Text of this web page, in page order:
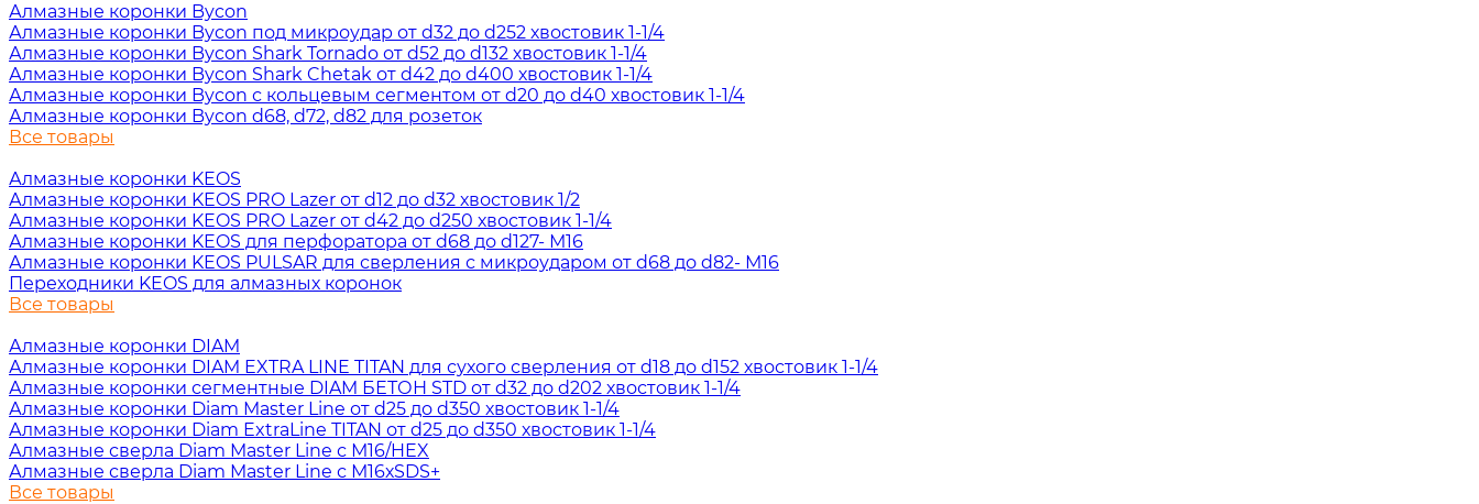
Алмазные коронки Bycon
Алмазные коронки Bycon под микроудар от d32 до d252 хвостовик 1-1/4
Алмазные коронки Bycon Shark Tornado от d52 до d132 хвостовик 1-1/4
Алмазные коронки Bycon Shark Chetak от d42 до d400 хвостовик 1-1/4
Алмазные коронки Bycon с кольцевым сегментом от d20 до d40 хвостовик 1-1/4
Алмазные коронки Bycon d68, d72, d82 для розеток
Все товары
Алмазные коронки KEOS
Алмазные коронки KEOS PRO Lazer от d12 до d32 хвостовик 1/2
Алмазные коронки KEOS PRO Lazer от d42 до d250 хвостовик 1-1/4
Алмазные коронки KEOS для перфоратора от d68 до d127- М16
Алмазные коронки KEOS PULSAR для сверления с микроударом от d68 до d82- М16
Переходники KEOS для алмазных коронок
Все товары
Алмазные коронки DIAM
Алмазные коронки DIAM EXTRA LINE TITAN для сухого сверления от d18 до d152 хвостовик 1-1/4
Алмазные коронки сегментные DIAM БЕТОН STD от d32 до d202 хвостовик 1-1/4
Алмазные коронки Diam Master Line от d25 до d350 хвостовик 1-1/4
Алмазные коронки Diam ExtraLine ТITAN от d25 до d350 хвостовик 1-1/4
Алмазные сверла Diam Master Line с М16/HEX
Алмазные сверла Diam Master Line с М16хSDS+
Все товары